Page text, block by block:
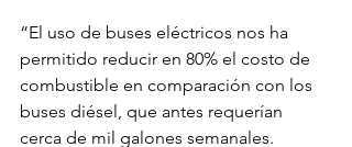
“El uso de buses eléctricos nos ha
permitido reducir en 80% el costo de
combustible en comparación con los
buses diésel, que antes requerían
cerca de mil galones semanales.